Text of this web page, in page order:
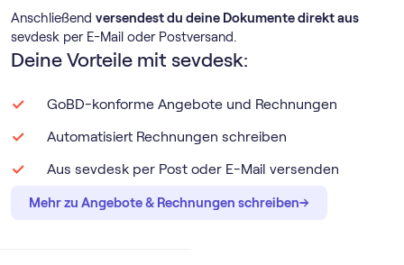
Anschließend versendest du deine Dokumente direkt aus
sevdesk per E-Mail oder Postversand.
Deine Vorteile mit sevdesk:
GoBD-konforme Angebote und Rechnungen
Automatisiert Rechnungen schreiben
Aus sevdesk per Post oder E-Mail versenden
Mehr zu Angebote & Rechnungen schreiben→
→